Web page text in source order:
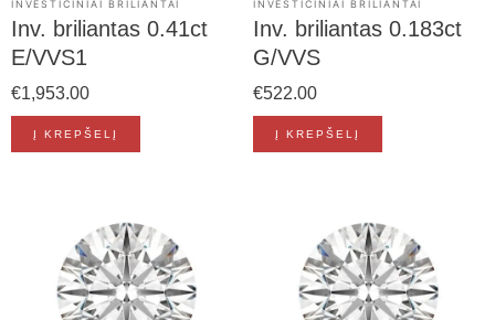
INVESTICINIAI BRILIANTAI
Inv. briliantas 0.41ct
E/VVS1
€1,953.00
Į KREPŠELĮ
INVESTICINIAI BRILIANTAI
Inv. briliantas 0.183ct
G/VVS
€522.00
Į KREPŠELĮ